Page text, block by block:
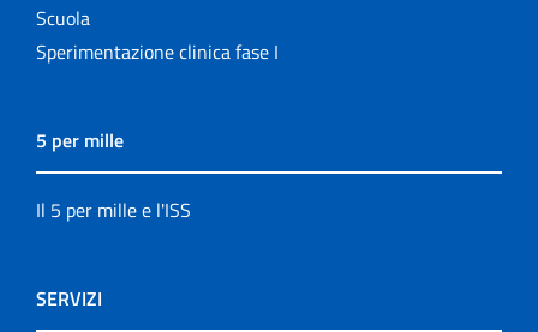
Scuola
Sperimentazione clinica fase I
5 per mille
Il 5 per mille e l'ISS
SERVIZI